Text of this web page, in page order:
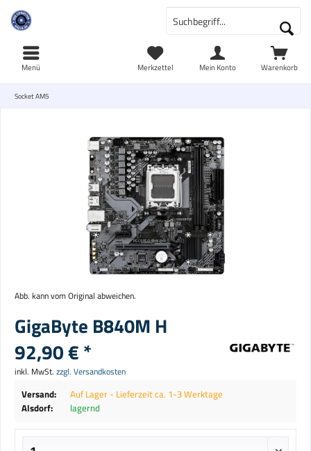
Warenkorb
Merkzettel Mein Konto
Menü
Socket AM5
Abb. kann vom Original abweichen.
GigaByte B840M H
92,90 € *
inkl. MwSt. zzgl. Versandkosten
Versand:
Auf Lager - Lieferzeit ca. 1-3 Werktage
Alsdorf:
lagernd